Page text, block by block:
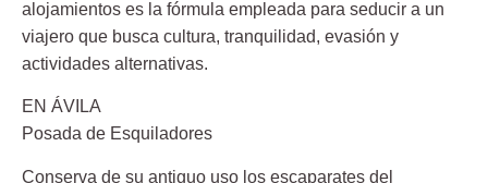
alojamientos es la fórmula empleada para seducir a un
viajero que busca cultura, tranquilidad, evasión y
actividades alternativas.
EN ÁVILA
Posada de Esquiladores
Conserva de su antiguo uso los escaparates del